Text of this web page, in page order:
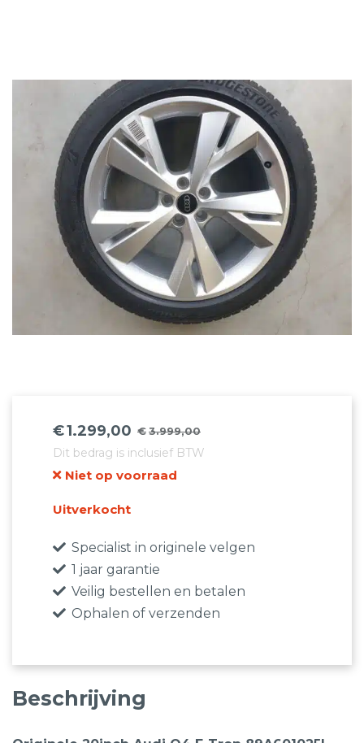
€3.999,00
Oorspronkelijke
prijs
was:
€3.999,00.
€1.299,00
Huidige
prijs
is:
€1.299,00.
Dit bedrag is inclusief BTW
Niet op voorraad
Uitverkocht
Specialist in originele velgen
1 jaar garantie
Veilig bestellen en betalen
Ophalen of verzenden
Beschrijving